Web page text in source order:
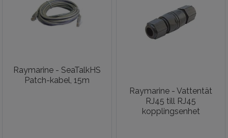
Raymarine - SeaTalkHS
Patch-kabel, 15m
Raymarine - Vattentät
RJ45 till RJ45
kopplingsenhet